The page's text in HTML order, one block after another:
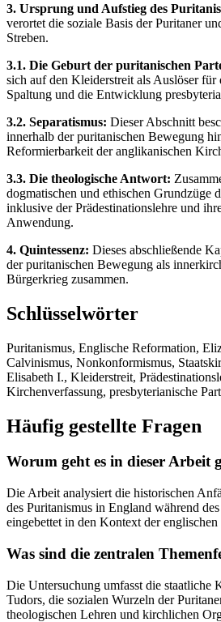
3. Ursprung und Aufstieg des
verortet die soziale Basis der Puritaner
Streben.
3.1. Die Geburt der puritanischen
sich auf den Kleiderstreit als Auslöser
Spaltung und die Entwicklung
3.2. Separatismus: Dieser Abschnitt
innerhalb der puritanischen Bewegung
Reformierbarkeit der anglikanischen
3.3. Die theologische Antwort:
dogmatischen und ethischen Grundzüge
inklusive der Prädestinationslehre und
Anwendung.
4. Quintessenz: Dieses abschließende
der puritanischen Bewegung als
Bürgerkrieg zusammen.
Schlüsselwörter
Puritanismus, Englische Reformation,
Calvinismus, Nonkonformismus,
Elisabeth I., Kleiderstreit,
Kirchenverfassung, presbyterianische
Häufig gestellte Fragen
Worum geht es in dieser Arbeit
Die Arbeit analysiert die historischen
des Puritanismus in England während
eingebettet in den Kontext der
Was sind die zentralen
Die Untersuchung umfasst die staatliche
Tudors, die sozialen Wurzeln der
theologischen Lehren und kirchlichen